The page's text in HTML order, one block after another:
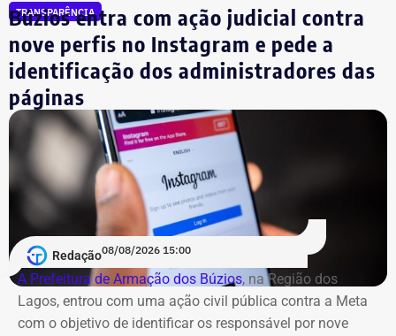
TRANSPARÊNCIA
Búzios entra com ação judicial contra
nove perfis no Instagram e pede a
identificação dos administradores das
páginas
Redação08/08/2026 15:00
A Prefeitura de Armação dos Búzios, na Região dos
Lagos, entrou com uma ação civil pública contra a Meta
com o objetivo de identificar os responsável por nove